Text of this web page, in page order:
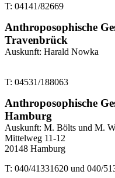
T: 04141/82669
Anthroposophische
Travenbrück
Auskunft: Harald Nowka
T: 04531/188063
Anthroposophische
Hamburg
Auskunft: M. Bölts und M.
Mittelweg 11-12
20148 Hamburg
T: 040/41331620 und 040/